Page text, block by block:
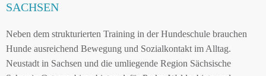
SACHSEN
Neben dem strukturierten Training in der Hundeschule brauchen
Hunde ausreichend Bewegung und Sozialkontakt im Alltag.
Neustadt in Sachsen und die umliegende Region Sächsische